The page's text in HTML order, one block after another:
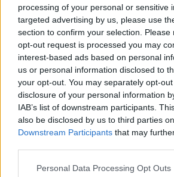
processing of your personal or sensitive
targeted advertising by us, please use
section to confirm your selection.
opt-out request is processed you may
interest-based ads based on personal
us or personal information disclosed to
your opt-out. You may separately opt-
disclosure of your personal information
IAB’s list of downstream participants.
also be disclosed by us to third parties
Downstream Participants that may
Personal Data Processing Opt Outs
2023-05-20
SA.57496 (2021/N) – Italy –
for SMEs
INFRATEL ITALIA S.P.A.
300 euro
2023-04-18
esenzioni fiscali e crediti
seguito della crisi economica causata
COVID-19 [con mo
agenzia delle entrate
3.698 euro
2023-04-04